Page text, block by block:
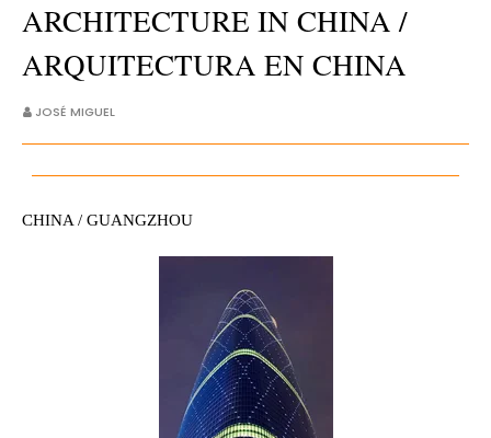
ARCHITECTURE IN CHINA /
ARQUITECTURA EN CHINA
JOSÉ MIGUEL
CHINA / GUANGZHOU